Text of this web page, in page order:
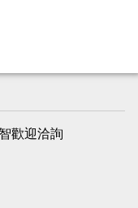
歡迎洽詢